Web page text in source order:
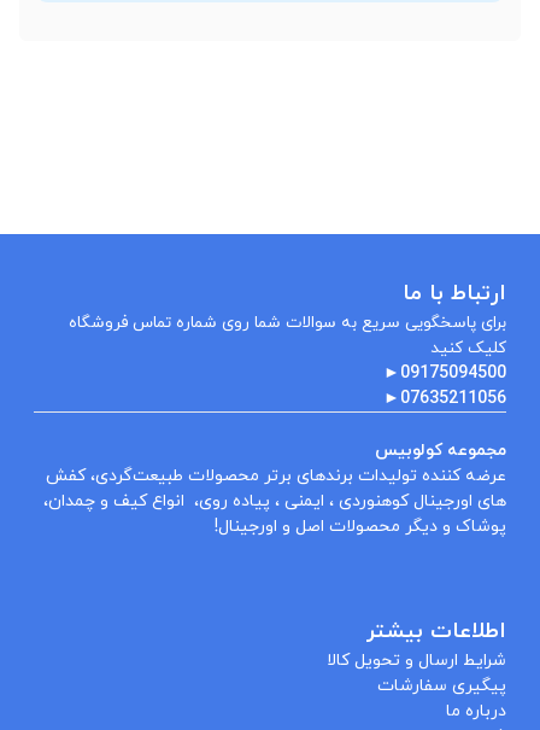
ارتباط با ما
برای پاسخگویی سریع به سوالات شما روی شماره تماس فروشگاه
کلیک کنید
09175094500
►
07635211056
►
مجموعه کولوبیس
عرضه کننده تولیدات برندهای برتر محصولات طبیعت‌گردی، کفش
های اورجینال کوهنوردی ، ایمنی ، پیاده روی، انواع کیف و چمدان،
پوشاک و دیگر محصولات اصل و اورجینال!
اطلاعات بیشتر
شرایط ارسال و تحویل کالا
پیگیری سفارشات
درباره ما